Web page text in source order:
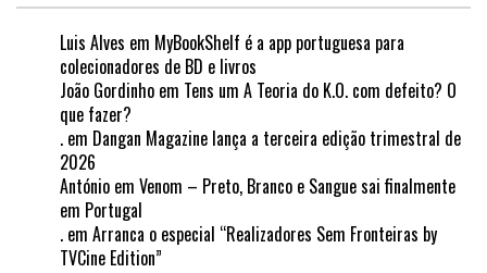
Luis Alves em MyBookShelf é a app portuguesa para
colecionadores de BD e livros
João Gordinho em Tens um A Teoria do K.O. com defeito? O
que fazer?
. em Dangan Magazine lança a terceira edição trimestral de
2026
António em Venom – Preto, Branco e Sangue sai finalmente
em Portugal
. em Arranca o especial “Realizadores Sem Fronteiras by
TVCine Edition”